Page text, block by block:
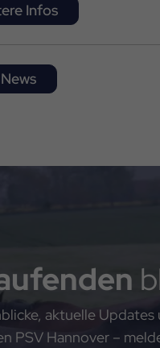
Infos
aktuelle
PSV Hannover –